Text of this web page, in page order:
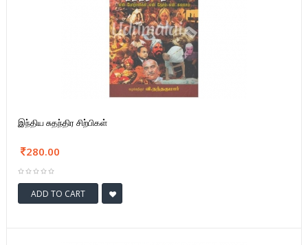
இந்திய சுதந்திர சிற்பிகள்
280.00
ADD TO CART